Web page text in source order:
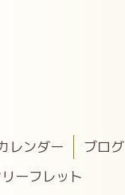
レンダー
ブログ
ーフレット